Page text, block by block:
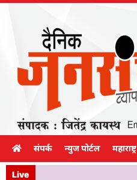
संपर्क न्युज पोर्टल महाराष्ट्र
Live